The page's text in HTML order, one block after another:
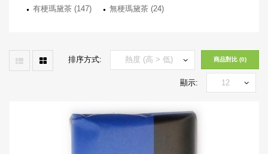
有梗瑪黛茶 (147) 無梗瑪黛茶 (24)
商品對比 (0)
排序方式:
顯示: